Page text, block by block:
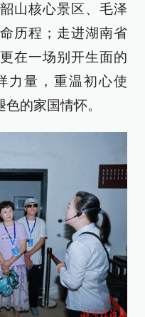
山核心景区、毛泽
历程；走进湖南省
在一场别开生面的
力量，重温初心使
的家国情怀。